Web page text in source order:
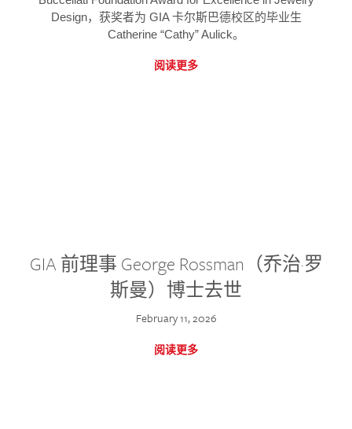
Design，获奖者为 GIA 卡尔斯巴德校区的毕业生
Catherine “Cathy” Aulick。
阅读更多
GIA 前理事 George Rossman（乔治·罗
斯曼）博士去世
February 11, 2026
阅读更多